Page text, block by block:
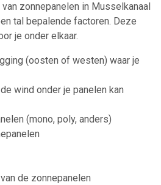
zonnepanelen in Musselkanaal
tal bepalende factoren. Deze
je onder elkaar.
(oosten of westen) waar je
wind onder je panelen kan
(mono, poly, anders)
de zonnepanelen